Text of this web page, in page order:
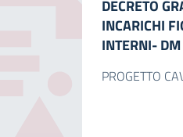
DECRETO
INCARICHI
INTERNI-
PROGETTO